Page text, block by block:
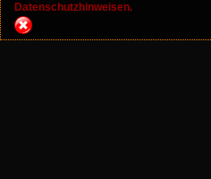
Datenschutzhinweisen.